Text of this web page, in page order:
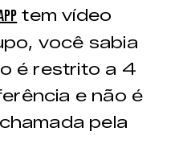
tem vídeo
você sabia
é restrito a 4
e não é
pela